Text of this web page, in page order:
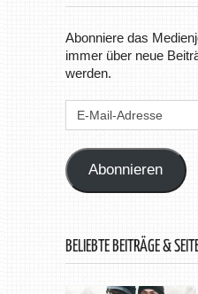
Abonniere das
immer über neue
werden.
Abonnieren
BELIEBTE BEITRÄGE &